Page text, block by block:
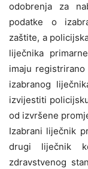
odobrenja za
podatke o
zaštite, a
liječnika
imaju
izabranog
izvijestiti
od izvršene
Izabrani liječnik
drugi liječnik
zdravstvenog